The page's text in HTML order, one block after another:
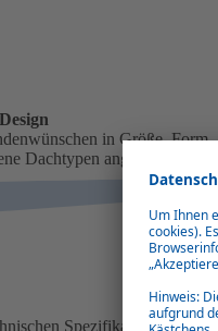
in Größe, Form,
Dachtypen angepasst.
Spezifikationen sind